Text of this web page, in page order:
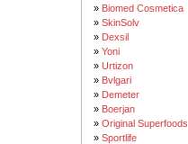
» Biomed Cosmetica
» SkinSolv
» Dexsil
» Yoni
» Urtizon
» Bvlgari
» Demeter
» Boerjan
» Original Superfoods
» Sportlife